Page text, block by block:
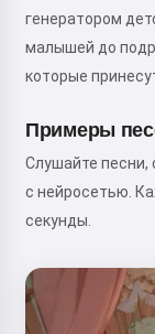
генератором
малышей до
которые
Примеры
Слушайте
с нейросетью.
секунды.
Я